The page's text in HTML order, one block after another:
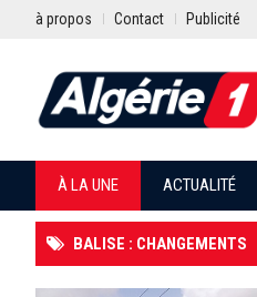
à propos Contact Publicité
À LA UNE ACTUALITÉ
BALISE : CHANGEMENTS